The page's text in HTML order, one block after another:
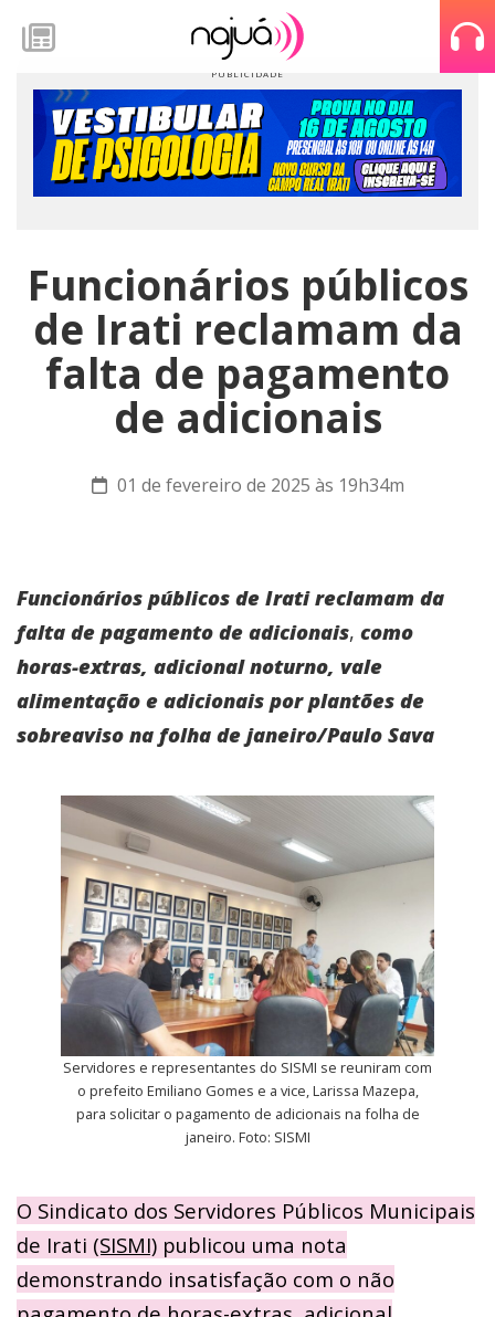
Funcionários públicos
de Irati reclamam da
falta de pagamento
de adicionais
01 de fevereiro de 2025 às 19h34m
Funcionários públicos de Irati reclamam da
falta de pagamento de adicionais, como
horas-extras, adicional noturno, vale
alimentação e adicionais por plantões de
sobreaviso na folha de janeiro/Paulo Sava
Servidores e representantes do SISMI se reuniram com
o prefeito Emiliano Gomes e a vice, Larissa Mazepa,
para solicitar o pagamento de adicionais na folha de
janeiro. Foto: SISMI
O Sindicato dos Servidores Públicos Municipais
de Irati (SISMI) publicou uma nota
demonstrando insatisfação com o não